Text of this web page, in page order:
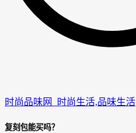
时尚品味网_时尚生活,品味生活
复刻包能买吗？